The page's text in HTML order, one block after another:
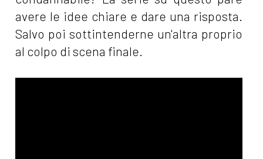
avere le idee chiare e dare una risposta.
Salvo poi sottintenderne un'altra proprio
al colpo di scena finale.